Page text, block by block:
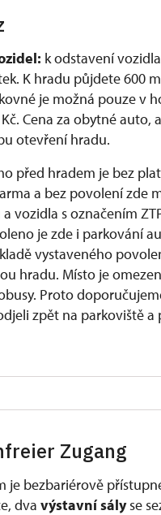
k odstavení
K hradu půjdete 600
je možná pouze v
Cena za obytné auto,
otevření hradu.
před hradem je bez
a bez povolení zde
vozidla s označením
je zde i parkování
vystaveného
hradu. Místo je
Proto
zpět na parkoviště a
Zugang
je bezbariérově
dva výstavní sályse